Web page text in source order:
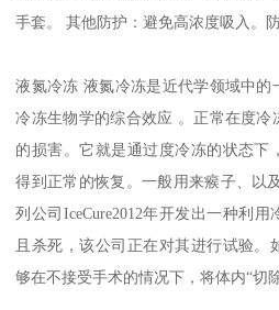
手套。 其他防护：避免高浓度吸入。防
液氮冷冻 液氮冷冻是近代学领域中的
冷冻生物学的综合效应 。正常在度
的损害。它就是通过度冷冻的状态下
得到正常的恢复。一般用来瘊子、以
列公司IceCure2012年开发出一种利
且杀死，该公司正在对其进行试验
够在不接受手术的情况下，将体内“切